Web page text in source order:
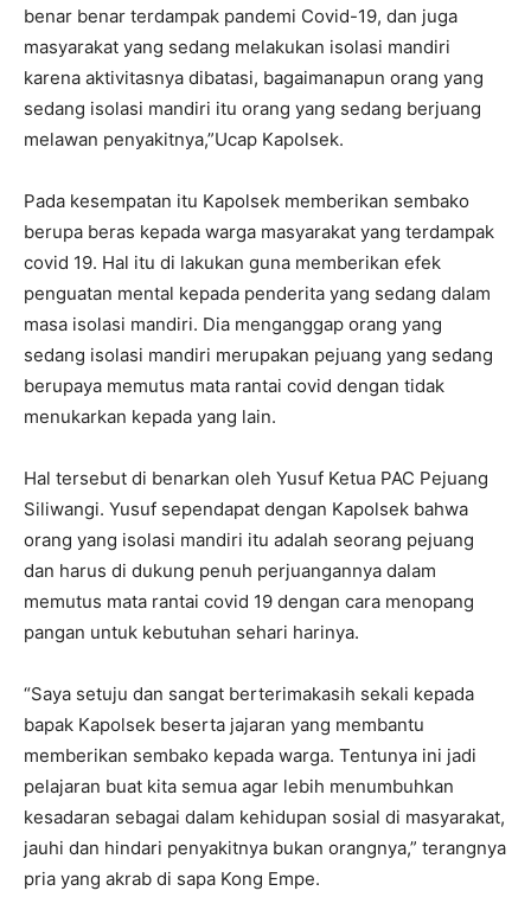
benar benar terdampak pandemi Covid-19, dan juga
masyarakat yang sedang melakukan isolasi mandiri
karena aktivitasnya dibatasi, bagaimanapun orang yang
sedang isolasi mandiri itu orang yang sedang berjuang
melawan penyakitnya,”Ucap Kapolsek.
Pada kesempatan itu Kapolsek memberikan sembako
berupa beras kepada warga masyarakat yang terdampak
covid 19. Hal itu di lakukan guna memberikan efek
penguatan mental kepada penderita yang sedang dalam
masa isolasi mandiri. Dia menganggap orang yang
sedang isolasi mandiri merupakan pejuang yang sedang
berupaya memutus mata rantai covid dengan tidak
menukarkan kepada yang lain.
Hal tersebut di benarkan oleh Yusuf Ketua PAC Pejuang
Siliwangi. Yusuf sependapat dengan Kapolsek bahwa
orang yang isolasi mandiri itu adalah seorang pejuang
dan harus di dukung penuh perjuangannya dalam
memutus mata rantai covid 19 dengan cara menopang
pangan untuk kebutuhan sehari harinya.
“Saya setuju dan sangat berterimakasih sekali kepada
bapak Kapolsek beserta jajaran yang membantu
memberikan sembako kepada warga. Tentunya ini jadi
pelajaran buat kita semua agar lebih menumbuhkan
kesadaran sebagai dalam kehidupan sosial di masyarakat,
jauhi dan hindari penyakitnya bukan orangnya,” terangnya
pria yang akrab di sapa Kong Empe.